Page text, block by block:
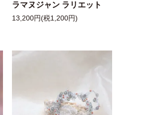
ラマヌジャン ラリエット
13,200円(税1,200円)